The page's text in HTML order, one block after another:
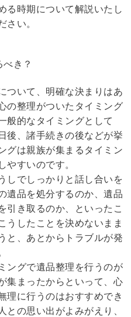
る時期について解説いたし
さい。
き？
ついて、明確な決まりはあ
の整理がついたタイミング
般的なタイミングとして
後、諸手続きの後などが挙
グは親族が集まるタイミン
やすいのです。
しでしっかりと話し合いを
遺品を処分するのか、遺品
引き取るのか、といったこ
うしたことを決めないまま
と、あとからトラブルが発
ングで遺品整理を行うのが
集まったからといって、心
理に行うのはおすすめでき
との思い出がよみがえり、